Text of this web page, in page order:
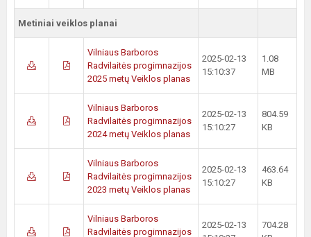
Metiniai veiklos planai
Vilniaus Barboros
Radvilaitės progimnazijos
2025 metų Veiklos planas
2025-02-13
15:10:37
1.08
MB
Vilniaus Barboros
Radvilaitės progimnazijos
2024 metų Veiklos planas
2025-02-13
15:10:27
804.59
KB
Vilniaus Barboros
Radvilaitės progimnazijos
2023 metų Veiklos planas
2025-02-13
15:10:27
463.64
KB
Vilniaus Barboros
Radvilaitės progimnazijos
2025-02-13
704.28